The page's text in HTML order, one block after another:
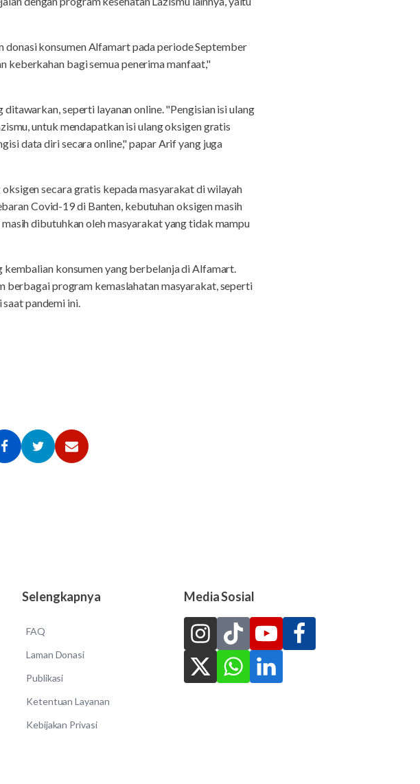
donasi konsumen Alfamart pada periode September
keberkahan bagi semua penerima manfaat,"
seperti layanan online. "Pengisian isi ulang
untuk mendapatkan isi ulang oksigen gratis
data diri secara online," papar Arif yang juga
secara gratis kepada masyarakat di wilayah
Covid-19 di Banten, kebutuhan oksigen masih
dibutuhkan oleh masyarakat yang tidak mampu
konsumen yang berbelanja di Alfamart.
berbagai program kemaslahatan masyarakat, seperti
pandemi ini.
Selengkapnya
FAQ
Laman Donasi
Publikasi
Ketentuan Layanan
Kebijakan Privasi
Media Sosial